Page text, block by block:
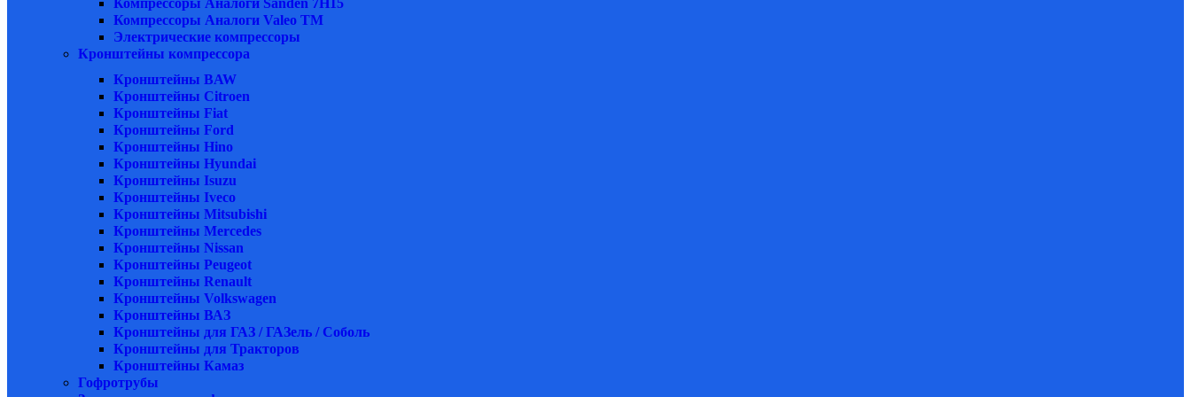
Компрессоры Аналоги Valeo ТМ
Электрические компрессоры
Кронштейны компрессора
Кронштейны BAW
Кронштейны Citroen
Кронштейны Fiat
Кронштейны Ford
Кронштейны Hino
Кронштейны Hyundai
Кронштейны Isuzu
Кронштейны Iveco
Кронштейны Mitsubishi
Кронштейны Mеrcedes
Кронштейны Nissan
Кронштейны Peugeot
Кронштейны Renault
Кронштейны Volkswagen
Кронштейны ВАЗ
Кронштейны для ГАЗ / ГАЗель / Соболь
Кронштейны для Тракторов
Кронштейны Камаз
Гофротрубы